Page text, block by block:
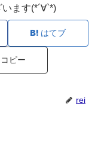
ます(*´∀`*)
はてブ
コピー
rei